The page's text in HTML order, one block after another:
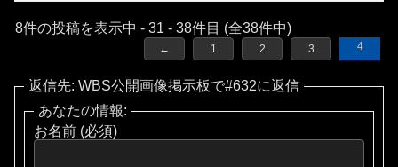
8件の投稿を表示中 - 31 - 38件目 (全38件中)
← 1 2 3 4
返信先: WBS公開画像掲示板で#632に返信
あなたの情報:
お名前 (必須)